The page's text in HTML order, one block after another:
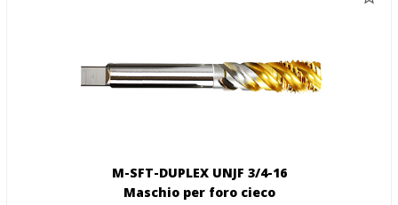
M-SFT-DUPLEX UNJF 3/4-16
Maschio per foro cieco